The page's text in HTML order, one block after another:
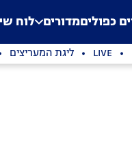
Application error: a
. כפוליםמדורים לוח
LIVE ליגת המעריצים